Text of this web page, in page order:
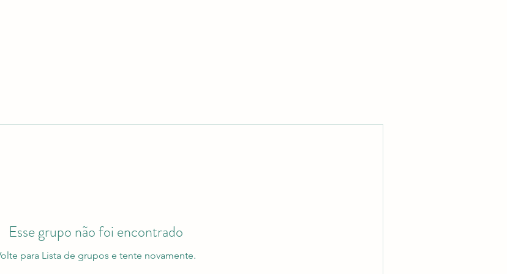
Esse grupo não foi encontrado
para Lista de grupos e tente novamente.